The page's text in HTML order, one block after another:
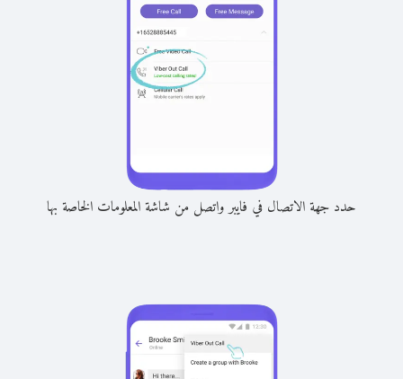
حدد جهة الاتصال في فايبر واتصل من شاشة المعلومات الخاصة بها